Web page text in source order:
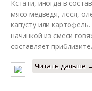
Кстати, иногда в
мясо медведя, лося,
капусту или
начинкой из смеси
составляет
Читать дальше